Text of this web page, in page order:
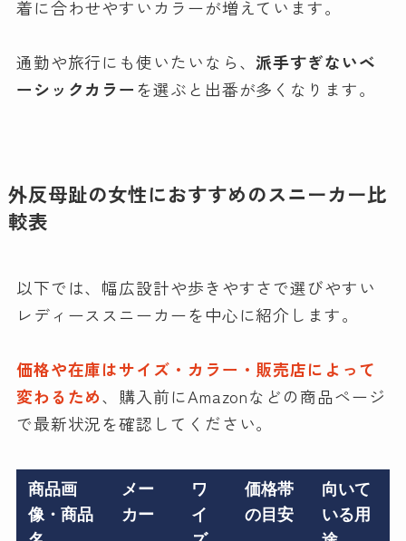
着に合わせやすいカラーが増えています。
通勤や旅行にも使いたいなら、 派手すぎないベ
ーシックカラーを選ぶと出番が多くなります。
外反母趾の女性におすすめのスニーカー比
較表
以下では、幅広設計や歩きやすさで選びやすい
レディーススニーカーを中心に紹介します。
価格や在庫はサイズ・カラー・販売店によって
変わるため、購入前にAmazonなどの商品ページ
で最新状況を確認してください。
商品画
像・商品
メー
カー
ワ
イ
価格帯
の目安
向いて
いる用